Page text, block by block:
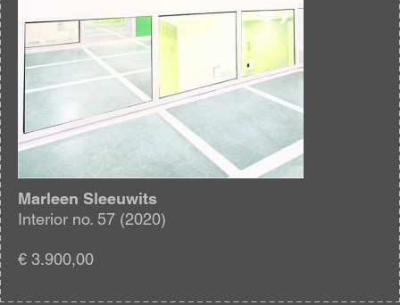
Marleen Sleeuwits
Interior no. 57 (2020)
€ 3.900,00